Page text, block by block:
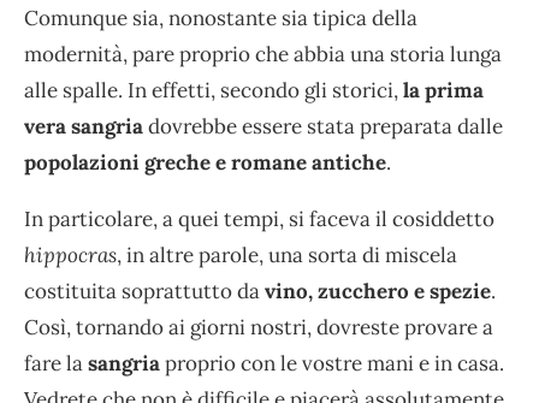
Comunque sia, nonostante sia tipica della
modernità, pare proprio che abbia una storia lunga
alle spalle. In effetti, secondo gli storici,la prima
vera sangriadovrebbe essere stata preparata dalle
popolazioni greche e romane antiche.
In particolare, a quei tempi, si faceva il cosiddetto
hippocras, in altre parole, una sorta di miscela
costituita soprattutto davino, zucchero e spezie.
Così, tornando ai giorni nostri, dovreste provare a
fare lasangriaproprio con le vostre mani e in casa.